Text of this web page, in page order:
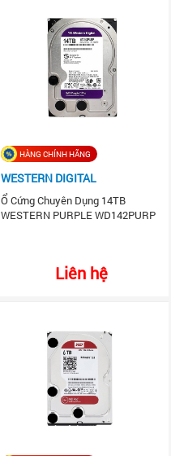
HÀNG CHÍNH HÃNG
WESTERN DIGITAL
Ổ Cứng Chuyên Dụng 14TB
WESTERN PURPLE WD142PURP
Liên hệ